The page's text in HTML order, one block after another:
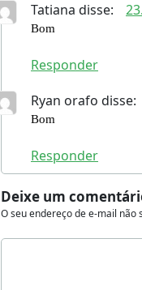
Tatiana disse:
Bom
Responder
Ryan orafo disse:
Bom
Responder
Deixe um
O seu endereço de e-mail não